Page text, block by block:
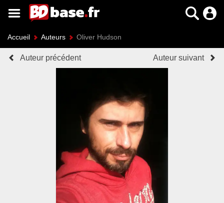
Accueil Auteurs Oliver Hudson
Auteur précédent Auteur suivant